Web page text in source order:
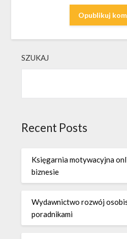
SZUKAJ
Recent Posts
Księgarnia motywacyjna
biznesie
Wydawnictwo rozwój
poradnikami